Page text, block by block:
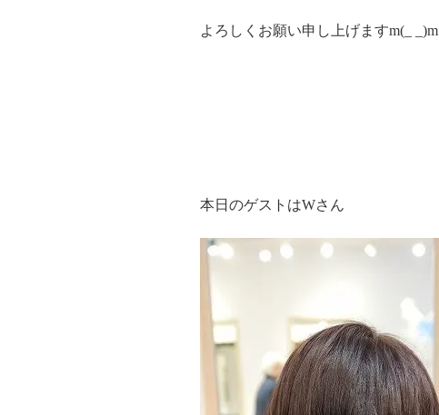
よろしくお願い申し上げますm(_ _)m
本日のゲストはWさん